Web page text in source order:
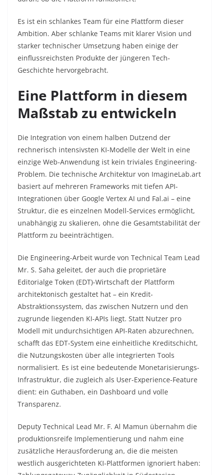
Es ist ein schlankes Team für eine Plattform dieser
Ambition. Aber schlanke Teams mit klarer Vision und
starker technischer Umsetzung haben einige der
einflussreichsten Produkte der jüngeren Tech-
Geschichte hervorgebracht.
Eine Plattform in diesem
Maßstab zu entwickeln
Die Integration von einem halben Dutzend der
rechnerisch intensivsten KI-Modelle der Welt in eine
einzige Web-Anwendung ist kein triviales Engineering-
Problem. Die technische Architektur von ImagineLab.art
basiert auf mehreren Frameworks mit tiefen API-
Integrationen über Google Vertex AI und Fal.ai – eine
Struktur, die es einzelnen Modell-Services ermöglicht,
unabhängig zu skalieren, ohne die Gesamtstabilität der
Plattform zu beeinträchtigen.
Die Engineering-Arbeit wurde von Technical Team Lead
Mr. S. Saha geleitet, der auch die proprietäre
Editorialge Token (EDT)-Wirtschaft der Plattform
architektonisch gestaltet hat – ein Kredit-
Abstraktionssystem, das zwischen Nutzern und den
zugrunde liegenden KI-APIs liegt. Statt Nutzer pro
Modell mit undurchsichtigen API-Raten abzurechnen,
schafft das EDT-System eine einheitliche Kreditschicht,
die Nutzungskosten über alle integrierten Tools
normalisiert. Es ist eine bedeutende Monetarisierungs-
Infrastruktur, die zugleich als User-Experience-Feature
dient: ein Guthaben, ein Dashboard und volle
Transparenz.
Deputy Technical Lead Mr. F. Al Mamun übernahm die
produktionsreife Implementierung und nahm eine
zusätzliche Herausforderung an, die die meisten
westlich ausgerichteten KI-Plattformen ignoriert haben: